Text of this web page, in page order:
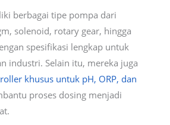
berbagai tipe pompa dari
solenoid, rotary gear, hingga
spesifikasi lengkap untuk
industri. Selain itu, mereka juga
khusus untuk pH, ORP, dan
proses dosing menjadi